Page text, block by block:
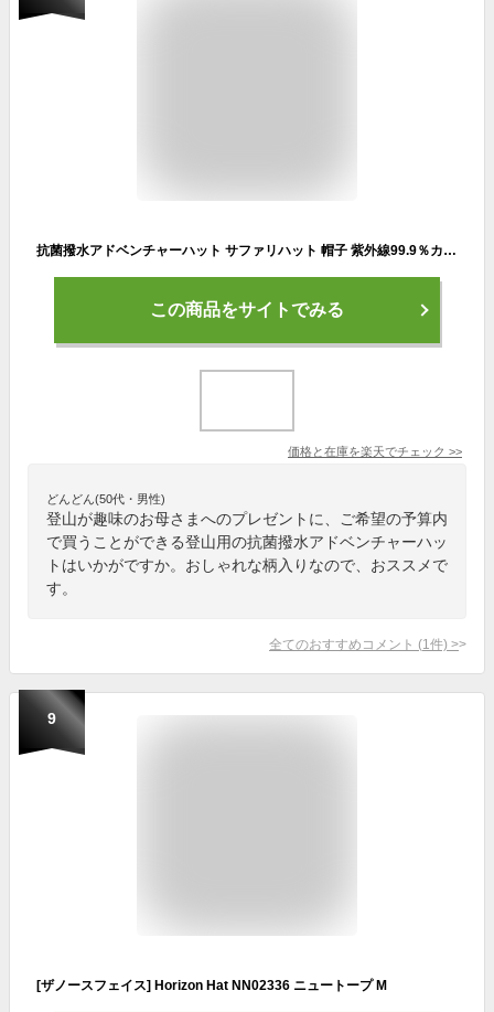
抗菌撥水アドベンチャーハット サファリハット 帽子 紫外線99.9％カット メンズ レディース キッズ アウトドア キャンプ はっ水 ハット UPF50+ レインハット 登山 花粉対策
この商品をサイトでみる
価格と在庫を楽天でチェック >>
どんどん(50代・男性)
登山が趣味のお母さまへのプレゼントに、ご希望の予算内
で買うことができる登山用の抗菌撥水アドベンチャーハッ
トはいかがですか。おしゃれな柄入りなので、おススメで
す。
全てのおすすめコメント (1 件) >
9
[ザノースフェイス] Horizon Hat NN02336 ニュートープ M